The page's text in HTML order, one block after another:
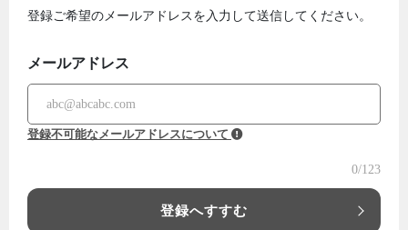
登録ご希望のメールアドレスを入力して送信してください。
メールアドレス
登録不可能なメールアドレスについて
0/123
登録へすすむ